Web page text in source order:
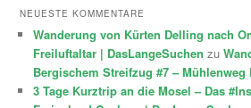
NEUESTE KOMMENTARE
Wanderung von Kürten Delling nach
Freiluftaltar | DasLangeSuchen zu
Bergischem Streifzug #7 – Mühlenweg
3 Tage Kurztrip an die Mosel – Das